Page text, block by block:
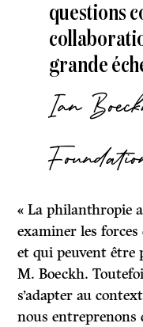
questions
grande
Ian
« La philanthropie
examiner les
et qui peuvent être
M. Boeckh.
s’adapter au
nous entreprenons